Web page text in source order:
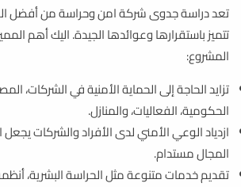
تعد دراسة جدوى شركة امن وحراسة من أفضل
تتميز باستقرارها وعوائدها الجيدة. اليك أهم
المشروع:
تزايد الحاجة إلى الحماية الأمنية في الشركات،
الحكومية، الفعاليات، والمنازل.
ازدياد الوعي الأمني لدى الأفراد والشركات
المجال مستدام.
تقديم خدمات متنوعة مثل الحراسة البشرية،